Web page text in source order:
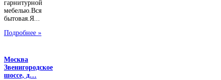
гарнитурной
мебелью.Вся
бытовая.Я...
Подробнее »
Москва
Звенигородское
шоссе, д…